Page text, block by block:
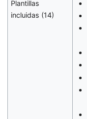
Plantillas
incluidas (14)